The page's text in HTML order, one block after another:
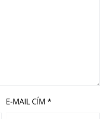
E-MAIL CÍM *